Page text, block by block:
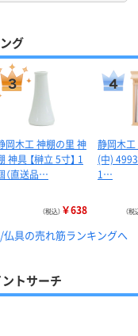
グ
岡木工 神棚の里 神
神具 【榊立 5寸】 1
（直送品…
（税込） ￥638
静岡木
(中)
1…
（税
具の売れ筋ランキングへ
ントサーチ